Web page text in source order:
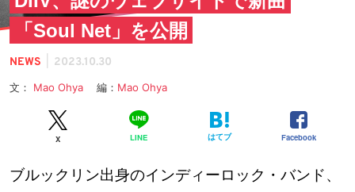
「Soul Net」を公開
NEWS 2023.10.30
文： Mao Ohya 編： Mao Ohya
X LINE はてブ Facebook
ブルックリン出身のインディーロック・バンド、